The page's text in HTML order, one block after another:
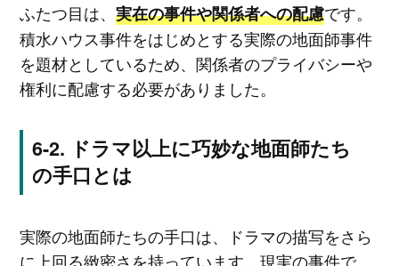
ふたつ目は、 実在の事件や関係者への配慮です。
積水ハウス事件をはじめとする実際の地面師事件
を題材としているため、関係者のプライバシーや
権利に配慮する必要がありました。
ドラマ以上に巧妙な地面師たち
の手口とは
実際の地面師たちの手口は、ドラマの描写をさら
に上回る緻密さを持っています。現実の事件で